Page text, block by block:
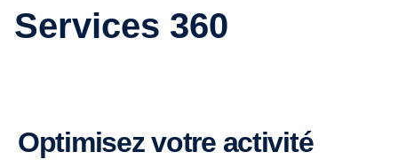
Services 360
Optimisez votre activité